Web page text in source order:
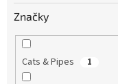
Značky
Cats & Pipes 1